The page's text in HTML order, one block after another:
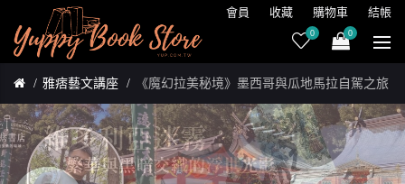
會員 收藏 購物車 結帳
0 0
雅痞藝文講座 《魔幻拉美秘境》墨西哥與瓜地馬拉自駕之旅